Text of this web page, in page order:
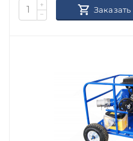
+
−
Заказать